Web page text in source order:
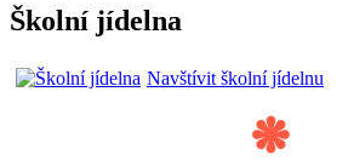
Školní jídelna
Navštívit školní jídelnu